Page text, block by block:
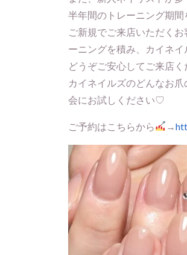
半年間のトレーニング期間
ご新規でご来店いただく
ーニングを積み、カイネイ
どうぞご安心してご来店く
カイネイルズのどんなお
会にお試しください♡
ご予約はこちらから →